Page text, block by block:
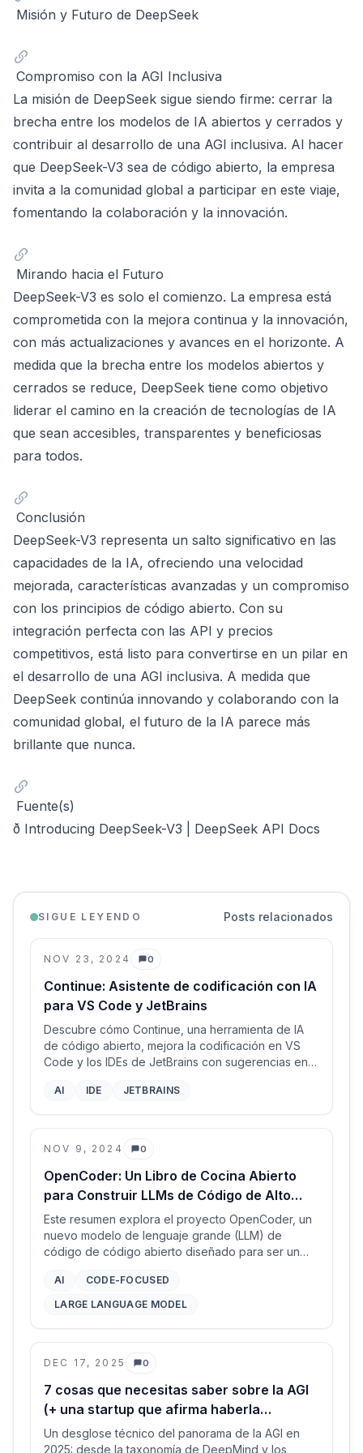
Misión y Futuro de DeepSeek
Compromiso con la AGI Inclusiva
La misión de DeepSeek sigue siendo firme: cerrar la
brecha entre los modelos de IA abiertos y cerrados y
contribuir al desarrollo de una AGI inclusiva. Al hacer
que DeepSeek-V3 sea de código abierto, la empresa
invita a la comunidad global a participar en este viaje,
fomentando la colaboración y la innovación.
Mirando hacia el Futuro
DeepSeek-V3 es solo el comienzo. La empresa está
comprometida con la mejora continua y la innovación,
con más actualizaciones y avances en el horizonte. A
medida que la brecha entre los modelos abiertos y
cerrados se reduce, DeepSeek tiene como objetivo
liderar el camino en la creación de tecnologías de IA
que sean accesibles, transparentes y beneficiosas
para todos.
Conclusión
DeepSeek-V3 representa un salto significativo en las
capacidades de la IA, ofreciendo una velocidad
mejorada, características avanzadas y un compromiso
con los principios de código abierto. Con su
integración perfecta con las API y precios
competitivos, está listo para convertirse en un pilar en
el desarrollo de una AGI inclusiva. A medida que
DeepSeek continúa innovando y colaborando con la
comunidad global, el futuro de la IA parece más
brillante que nunca.
Fuente(s)
ð Introducing DeepSeek-V3 | DeepSeek API Docs
SIGUE LEYENDO Posts relacionados
NOV 23, 2024 0
Comentarios
Continue: Asistente de codificación con IA
para VS Code y JetBrains
Descubre cómo Continue, una herramienta de IA
de código abierto, mejora la codificación en VS
Code y los IDEs de JetBrains con sugerencias en
AI IDE JETBRAINS
NOV 9, 2024 0
Comentarios
OpenCoder: Un Libro de Cocina Abierto
para Construir LLMs de Código de Alto
Nivel
Este resumen explora el proyecto OpenCoder, un
nuevo modelo de lenguaje grande (LLM) de
código de código abierto diseñado para ser un
comunidad de investigación en IA.
AI
CODE-FOCUSED
LARGE LANGUAGE MODEL
DEC 17, 2025 0
Comentarios
7 cosas que necesitas saber sobre la AGI
(+ una startup que afirma haberla
resuelto)
Un desglose técnico del panorama de la AGI en
2025: desde la taxonomía de DeepMind y los